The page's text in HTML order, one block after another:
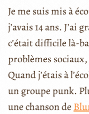
Je me suis mis à
j’avais 14 ans. J’ai
c’était difficile là-
problèmes
Quand j’étais à
un groupe punk.
une chanson de